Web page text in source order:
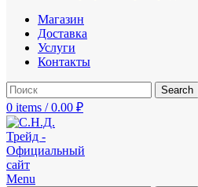
Магазин
Доставка
Услуги
Контакты
Search
0 items / 0.00 ₽
Menu